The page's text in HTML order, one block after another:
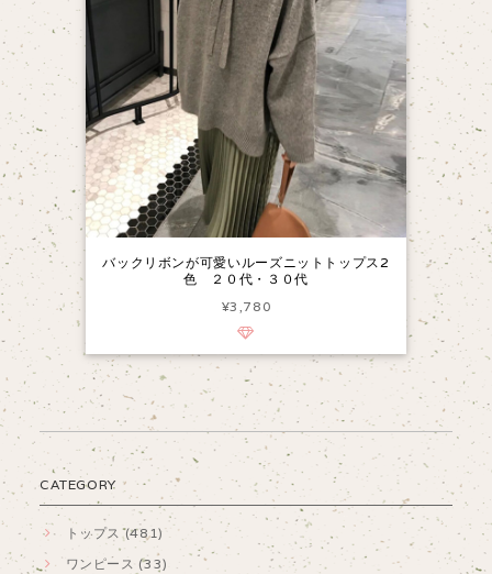
バックリボンが可愛いルーズニットトップス2
色 ２０代・３０代
¥3,780
CATEGORY
トップス (481)
ワンピース (33)